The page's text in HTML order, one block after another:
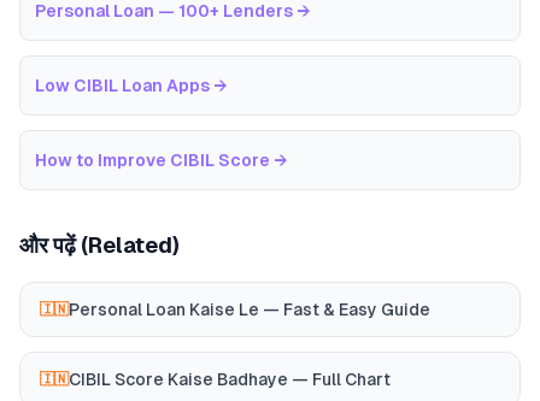
Personal Loan — 100+ Lenders →
Low CIBIL Loan Apps →
How to Improve CIBIL Score →
और पढ़ें (Related)
🇮🇳Personal Loan Kaise Le — Fast & Easy Guide
🇮🇳CIBIL Score Kaise Badhaye — Full Chart